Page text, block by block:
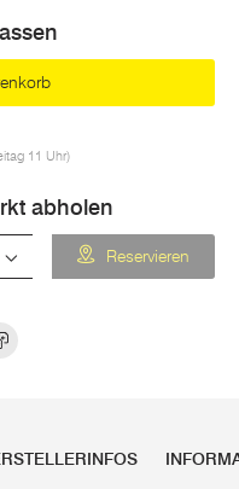
11 Uhr)
abholen
Reservieren